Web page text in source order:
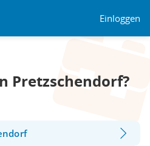
Einloggen
Pretzschendorf?